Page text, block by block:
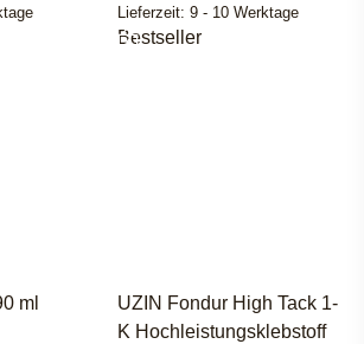
Lieferzeit: 9 - 10 Werktage
ml
Bestseller
UZIN Fondur High Tack 1-
K Hochleistungsklebstoff